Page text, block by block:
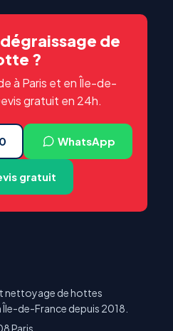
de
?
à Paris et en Île-de-
gratuit en 24h.
WhatsApp
gratuit
nettoyage de hottes
de-France depuis 2018.
Paris